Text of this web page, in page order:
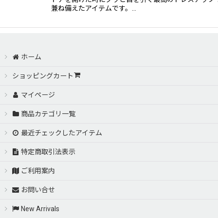
兼ね備えたアイテムです。…
ホーム
ショッピングカート
マイページ
商品カテゴリ一覧
最近チェックしたアイテム
特定商取引法表示
ご利用案内
お問い合せ
New Arrivals